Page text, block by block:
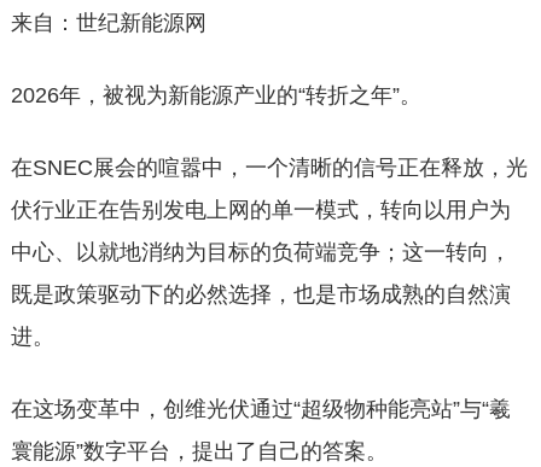
来自：世纪新能源网
2026年，被视为新能源产业的“转折之年”。
在SNEC展会的喧嚣中，一个清晰的信号正在释放，光
伏行业正在告别发电上网的单一模式，转向以用户为
中心、以就地消纳为目标的负荷端竞争；这一转向，
既是政策驱动下的必然选择，也是市场成熟的自然演
进。
在这场变革中，创维光伏通过“超级物种能亮站”与“羲
寰能源”数字平台，提出了自己的答案。